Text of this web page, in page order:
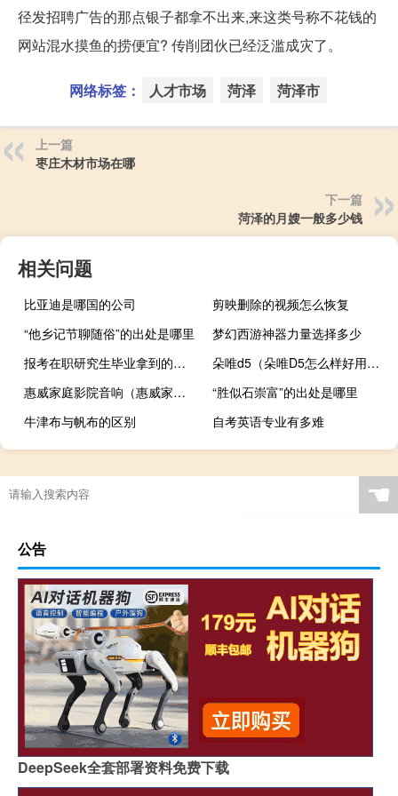
径发招聘广告的那点银子都拿不出来,来这类号称不花钱的
网站混水摸鱼的捞便宜? 传削团伙已经泛滥成灾了。
网络标签： 人才市场 菏泽 菏泽市
上一篇
枣庄木材市场在哪
下一篇
菏泽的月嫂一般多少钱
相关问题
比亚迪是哪国的公司
剪映删除的视频怎么恢复
“他乡记节聊随俗”的出处是哪里
梦幻西游神器力量选择多少
报考在职研究生毕业拿到的证书受企业认可吗
朵唯d5（朵唯D5怎么样好用吗大概多少钱）
惠威家庭影院音响（惠威家庭影院）
“胜似石崇富”的出处是哪里
牛津布与帆布的区别
自考英语专业有多难
☚
公告
DeepSeek全套部署资料免费下载